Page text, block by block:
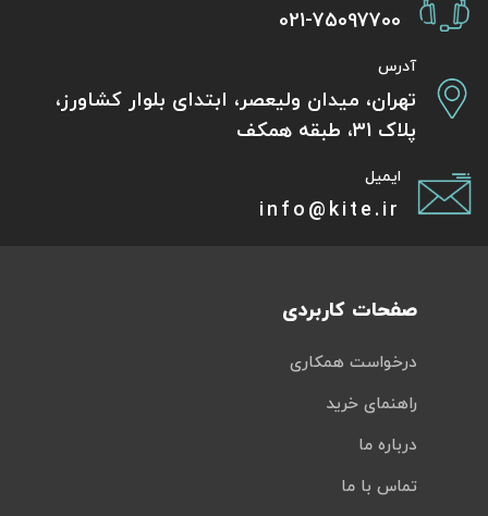
021-75097700
آدرس
تهران، میدان ولیعصر، ابتدای بلوار کشاورز،
پلاک 31، طبقه همکف
ایمیل
info@kite.ir
صفحات کاربردی
درخواست همکاری
راهنمای خرید
درباره ما
تماس با ما